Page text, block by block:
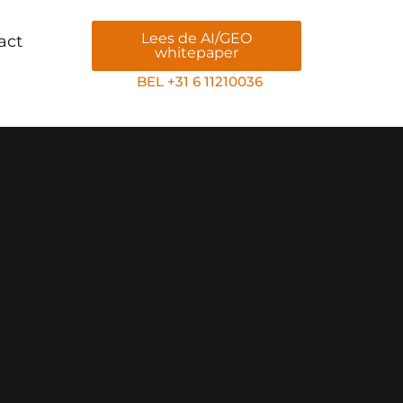
Lees de AI/GEO
whitepaper
BEL +31 6 11210036